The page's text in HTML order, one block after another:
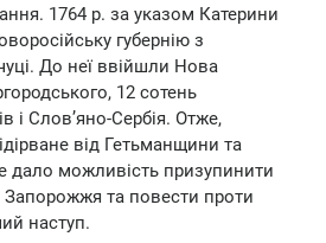
1764 р. за указом Катерини
губернію з
До неї ввійшли Нова
12 сотень
і Слов’яно-Сербія. Отже,
від Гетьманщини та
можливість призупинити
Запорожжя та повести проти
наступ.